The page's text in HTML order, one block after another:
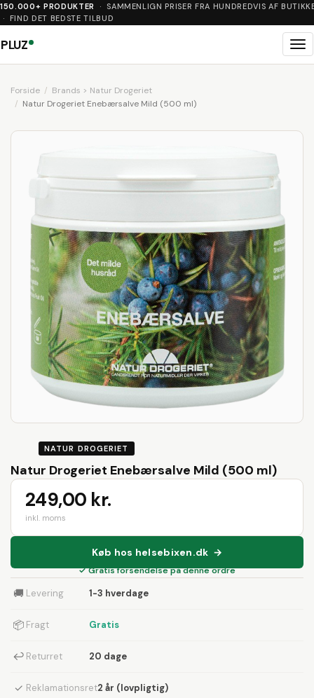
150.000+ PRODUKTER
· SAMMENLIGN PRISER FRA HUNDREDVIS AF
· FIND DET BEDSTE TILBUD
PLUZ
Forside
Brands > Natur Drogeriet
Natur Drogeriet Enebærsalve Mild (500 ml)
NATUR DROGERIET
Natur Drogeriet Enebærsalve Mild (500 ml)
249,00 kr.
inkl. moms
Køb hos helsebixen.dk →
✓ Gratis forsendelse på denne ordre
🚚 Levering 1-3 hverdage
📦 Fragt Gratis
↩ Returret 20 dage
✓ Reklamationsret2 år (lovpligtig)